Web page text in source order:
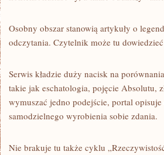
Osobny obszar stanowią artykuły o
odczytania. Czytelnik może tu
Serwis kładzie duży nacisk na
takie jak eschatologia, pojęcie Absolutu,
wymuszać jedno podejście, portal
samodzielnego wyrobienia sobie zdania.
Nie brakuje tu także cyklu